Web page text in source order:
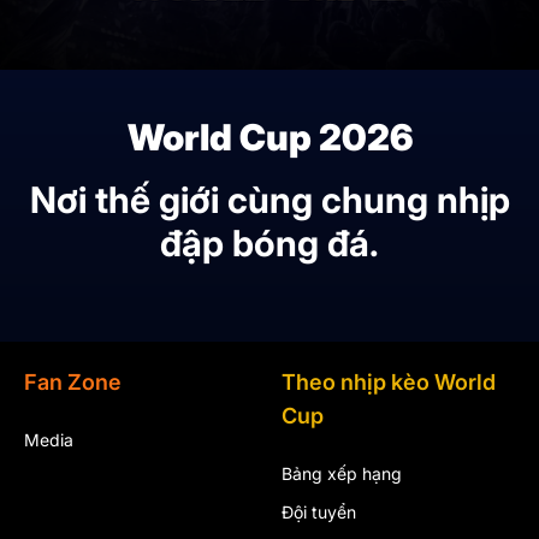
World Cup 2026
Nơi thế giới cùng chung nhịp
đập bóng đá.
Fan Zone
Media
Theo nhịp kèo World
Cup
Bảng xếp hạng
Đội tuyển